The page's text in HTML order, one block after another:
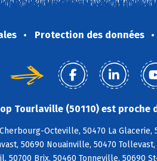
Protection des données
Tourlaville (50110) est proche
Octeville, 50470 La
50690 Nouainville, 50470
50700 Brix, 50460 Tonneville, 50690